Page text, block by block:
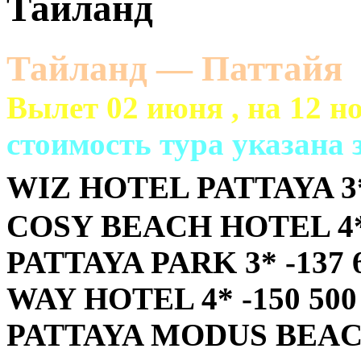
Тайланд
Тайланд — Паттайя
Вылет 02 июня , на 12
cтоимость тура указана
WIZ HOTEL PATTAYA
COSY BEACH HOTEL
PATTAYA PARK 3* -137
WAY HOTEL 4* -150 500
PATTAYA MODUS